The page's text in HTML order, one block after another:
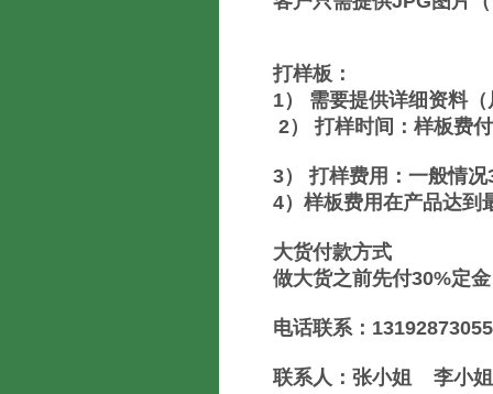
打样板：
1） 需要提供详细资料
2） 打样时间：样板费
3） 打样费用：一般情
4）样板费用在产品达到
大货付款方式
做大货之前先付30%定
电话联系：
联系人：张小姐 李小